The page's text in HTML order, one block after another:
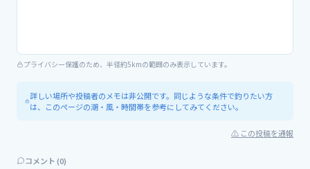
プライバシー保護のため、半径約5kmの範囲のみ表示しています。
詳しい場所や投稿者のメモは非公開です。同じような条件で釣りたい方
は、このページの潮・風・時間帯を参考にしてみてください。
⚠ この投稿を通報
コメント (0)